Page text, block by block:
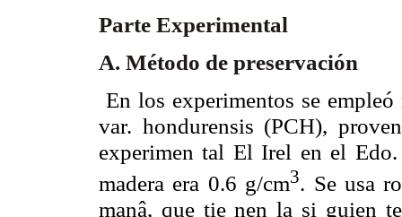
Parte Experimental
A. Método de preservación
En los experimentos se
var. hondurensis (PCH),
experimen tal El Irel en el
madera era 0.6 g/cm3. Se usa
manâ, que tie nen la si guien